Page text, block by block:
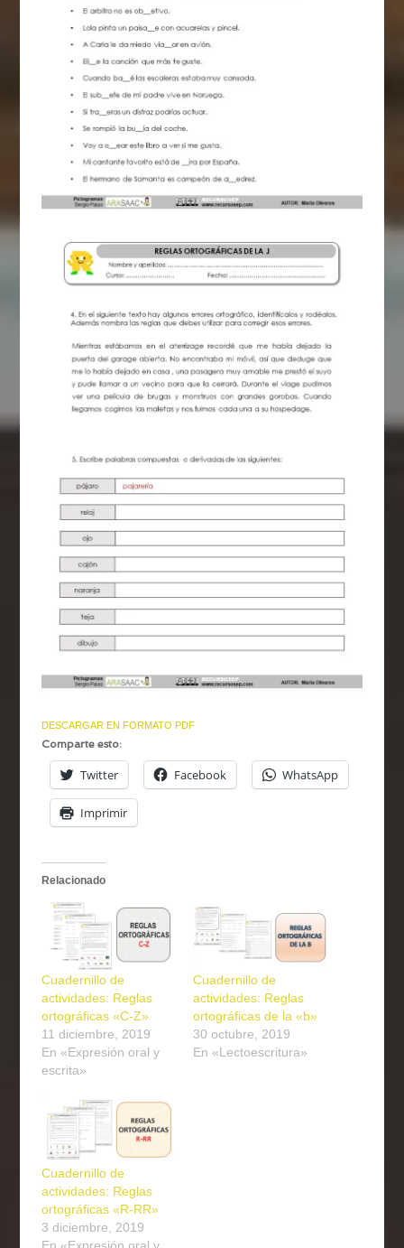
DESCARGAR EN FORMATO PDF
Comparte esto:
Twitter Facebook WhatsApp
Imprimir
Relacionado
Cuadernillo de
actividades: Reglas
ortográficas «C-Z»
11 diciembre, 2019
En «Expresión oral y
escrita»
Cuadernillo de
actividades: Reglas
ortográficas de la «b»
30 octubre, 2019
En «Lectoescritura»
Cuadernillo de
actividades: Reglas
ortográficas «R-RR»
3 diciembre, 2019